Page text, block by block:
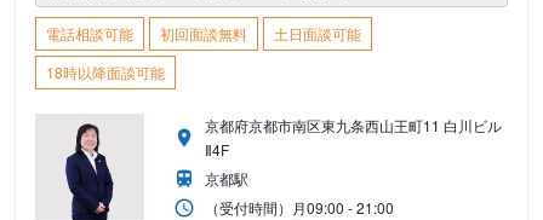
電話相談可能 初回面談無料
土日面談可能
18時以降面談可能
京都府京都市南区東九条西山王町11 白川ビル
Ⅱ4F
京都駅
（受付時間） 月09:00 - 21:00